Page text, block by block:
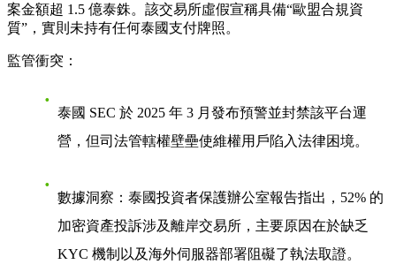
案金額超 1.5 億泰銖。該交易所虛假宣稱具備“歐盟合規資
質”，實則未持有任何泰國支付牌照。
監管衝突：
泰國 SEC 於 2025 年 3 月發布預警並封禁該平台運
營，但司法管轄權壁壘使維權用戶陷入法律困境。
數據洞察：泰國投資者保護辦公室報告指出，52% 的
加密資產投訴涉及離岸交易所，主要原因在於缺乏
KYC 機制以及海外伺服器部署阻礙了執法取證。